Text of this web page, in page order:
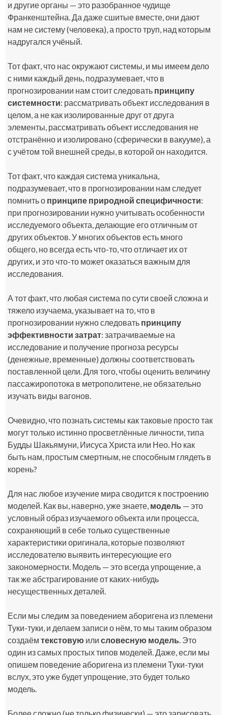
и другие органы — это разобранное чудище
Франкенштейна. Да даже сшитые вместе, они дают
нам не систему (человека), а просто труп, над которым
надругался учёный.
Тот факт, что нас окружают системы, и мы имеем дело
с ними каждый день, подразумевает, что в
прогнозировании нам стоит следовать принципу
системности: рассматривать объект исследования в
целом, а не как изолированные друг от друга
элементы, рассматривать объект исследования не
отстранённо и изолировано (сферически в вакууме), а
с учётом той внешней среды, в которой он находится.
Тот факт, что каждая система уникальна,
подразумевает, что в прогнозировании нам следует
помнить о принципе природной специфичности:
при прогнозировании нужно учитывать особенности
исследуемого объекта, делающие его отличным от
других объектов. У многих объектов есть много
общего, но всегда есть что-то, что отличает их от
других, и это что-то может оказаться важным для
исследования.
А тот факт, что любая система по сути своей сложна и
тяжело изучаема, указывает на то, что в
прогнозировании нужно следовать принципу
эффективности затрат: затрачиваемые на
исследование и получение прогноза ресурсы
(денежные, временные) должны соответствовать
поставленной цели. Для того, чтобы оценить величину
пассажиропотока в метрополитене, не обязательно
изучать виды вагонов.
Очевидно, что познать системы как таковые просто так
могут только истинно просветлённые личности, типа
Будды Шакьямуни, Иисуса Христа или Нео. Но как
быть нам, простым смертным, не способным глядеть в
корень?
Для нас любое изучение мира сводится к построению
моделей. Как вы, наверно, уже знаете, модель — это
условный образ изучаемого объекта или процесса,
сохраняющий в себе только существенные
характеристики оригинала, которые позволяют
исследователю выявить интересующие его
закономерности. Модель — это всегда упрощение, а
так же абстрагирование от каких-нибудь
несущественных деталей.
Если мы следим за поведением аборигена из племени
Туки-туки, и делаем записи о нём, то мы таким образом
создаёмтекстовую илисловесную модель. Это
один из самых простых типов моделей. Даже, если мы
опишем поведение аборигена из племени Туки-туки
вслух, это уже будет упрощение, это будет только
модель.